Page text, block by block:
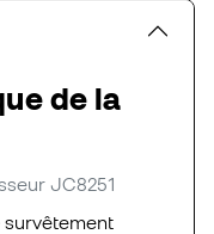
de la
JC8251
survêtement